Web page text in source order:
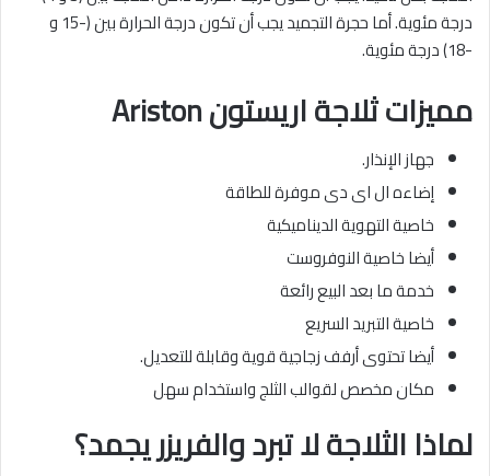
درجة مئوية. أما حجرة التجميد يجب أن تكون درجة الحرارة بين (-15 و
-18) درجة مئوية.
مميزات ثلاجة اريستونAriston
جهاز الإنذار.
إضاءه ال اى دى موفرة للطاقة
خاصية التهوية الديناميكية
أيضا خاصية النوفروست
خدمة ما بعد البيع رائعة
خاصية التبريد السريع
أيضا تحتوى أرفف زجاجية قوية وقابلة للتعديل.
مكان مخصص لقوالب الثلج واستخدام سهل
لماذا الثلاجة لا تبرد والفريزر يجمد؟